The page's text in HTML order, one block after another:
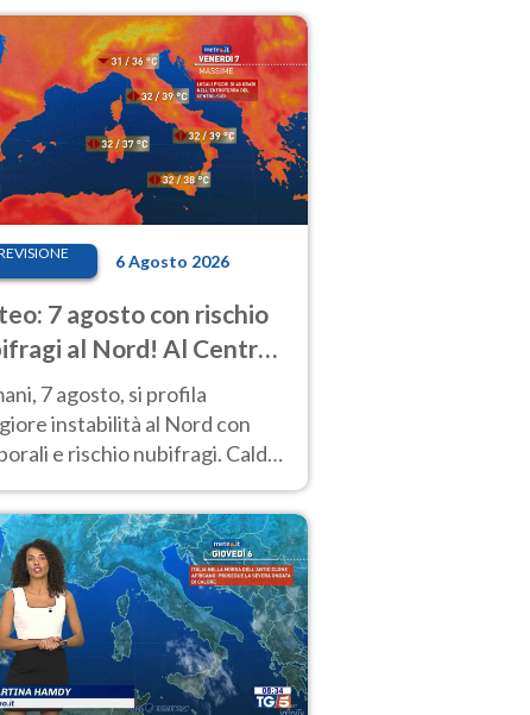
6 Agosto 2026
7 agosto con rischio
al Nord! Al Centro-
caldo estremo
7 agosto, si profila
instabilità al Nord con
e rischio nubifragi. Caldo